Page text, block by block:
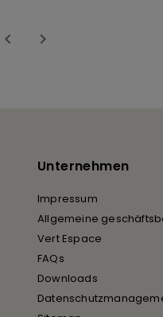
 
Unternehmen
Impressum
Allgemeine
Vert Espace
FAQs
Downloads